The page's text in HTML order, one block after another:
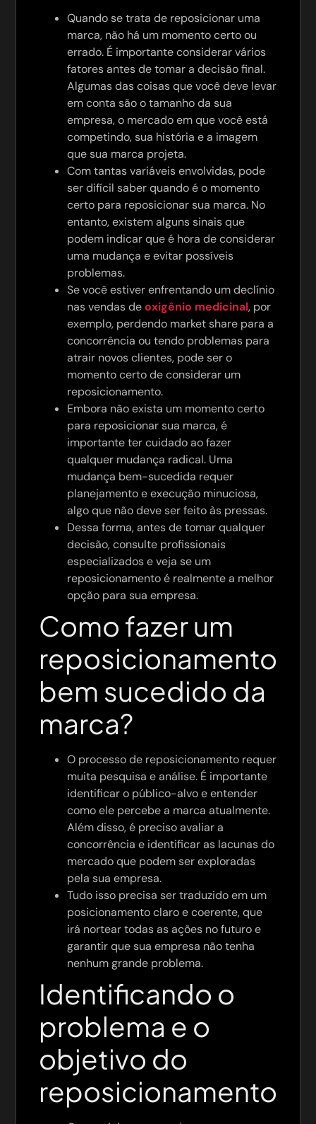
Quando se trata de reposicionar uma
marca, não há um momento certo ou
errado. É importante considerar vários
fatores antes de tomar a decisão final.
Algumas das coisas que você deve levar
em conta são o tamanho da sua
empresa, o mercado em que você está
competindo, sua história e a imagem
que sua marca projeta.
Com tantas variáveis envolvidas, pode
ser difícil saber quando é o momento
certo para reposicionar sua marca. No
entanto, existem alguns sinais que
podem indicar que é hora de considerar
uma mudança e evitar possíveis
problemas.
Se você estiver enfrentando um declínio
nas vendas deoxigênio medicinal, por
exemplo, perdendo market share para a
concorrência ou tendo problemas para
atrair novos clientes, pode ser o
momento certo de considerar um
reposicionamento.
Embora não exista um momento certo
para reposicionar sua marca, é
importante ter cuidado ao fazer
qualquer mudança radical. Uma
mudança bem-sucedida requer
planejamento e execução minuciosa,
algo que não deve ser feito às pressas.
Dessa forma, antes de tomar qualquer
decisão, consulte profissionais
especializados e veja se um
reposicionamento é realmente a melhor
opção para sua empresa.
Como fazer um
reposicionamento
bem sucedido da
marca?
O processo de reposicionamento requer
muita pesquisa e análise. É importante
identificar o público-alvo e entender
como ele percebe a marca atualmente.
Além disso, é preciso avaliar a
concorrência e identificar as lacunas do
mercado que podem ser exploradas
pela sua empresa.
Tudo isso precisa ser traduzido em um
posicionamento claro e coerente, que
irá nortear todas as ações no futuro e
garantir que sua empresa não tenha
nenhum grande problema.
Identificando o
problema e o
objetivo do
reposicionamento